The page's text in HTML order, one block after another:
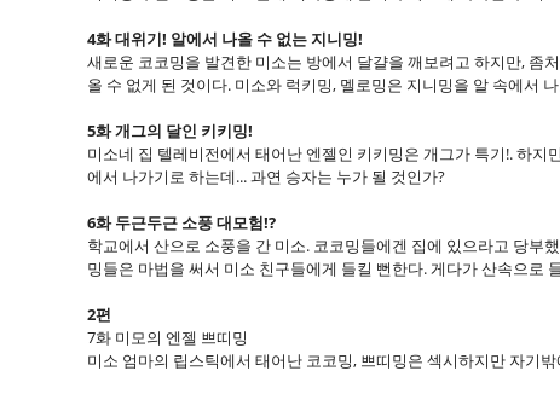
4화 대위기! 알에서 나올 수 없는 지니밍!
새로운 코코밍을 발견한 미소는 방에서 달걀을 깨보려고 하지만, 좀
올 수 없게 된 것이다. 미소와 럭키밍, 멜로밍은 지니밍을 알 속에서
5화 개그의 달인 키키밍!
미소네 집 텔레비전에서 태어난 엔젤인 키키밍은 개그가 특기!. 하
에서 나가기로 하는데... 과연 승자는 누가 될 것인가?
6화 두근두근 소풍 대모험!?
학교에서 산으로 소풍을 간 미소. 코코밍들에겐 집에 있으라고 당부
밍들은 마법을 써서 미소 친구들에게 들킬 뻔한다. 게다가 산속으로
2편
7화 미모의 엔젤 쁘띠밍
미소 엄마의 립스틱에서 태어난 코코밍, 쁘띠밍은 섹시하지만 자기